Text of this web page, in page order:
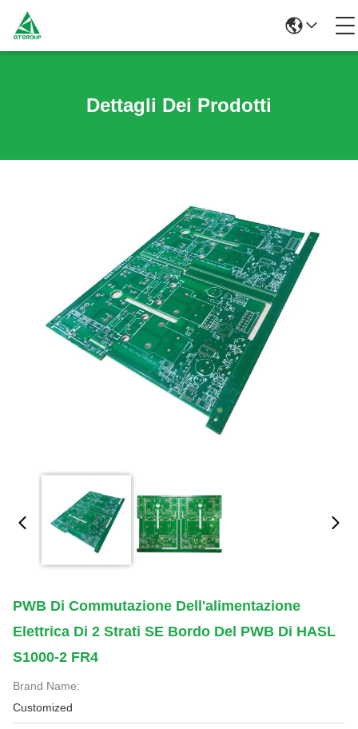
Dettagli Dei Prodotti
PWB Di Commutazione Dell'alimentazione
Elettrica Di 2 Strati SE Bordo Del PWB Di HASL
S1000-2 FR4
Brand Name:
Customized